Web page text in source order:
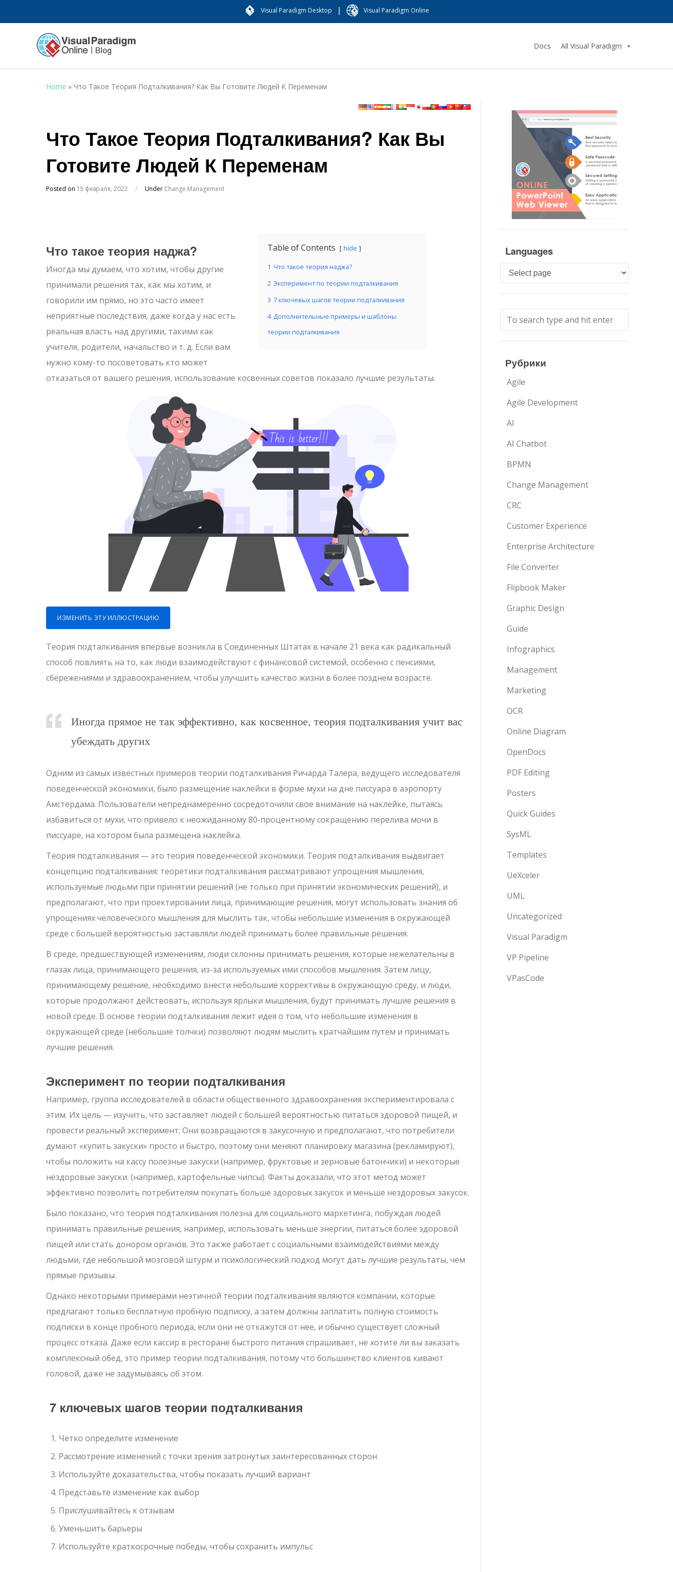
Visual Paradigm Desktop | Visual Paradigm Online
Docs All Visual Paradigm
Home » Что Такое Теория Подталкивания? Как Вы Готовите Людей К Переменам
Что Такое Теория Подталкивания? Как Вы
Готовите Людей К Переменам
Posted on 15 февраля, 2022 / Under Change Management
Table of Contents hide
1 Что такое теория наджа?
2 Эксперимент по теории подталкивания
3 7 ключевых шагов теории подталкивания
4 Дополнительные примеры и шаблоны
теории подталкивания
Что такое теория наджа?
Иногда мы думаем, что хотим, чтобы другие
принимали решения так, как мы хотим, и
говорили им прямо, но это часто имеет
неприятные последствия, даже когда у нас есть
реальная власть над другими, такими как
учителя, родители, начальство и т. д. Если вам
нужно кому-то посоветовать кто может
отказаться от вашего решения, использование косвенных советов показало лучшие результаты.
ИЗМЕНИТЬ ЭТУ ИЛЛЮСТРАЦИЮ
Теория подталкивания впервые возникла в Соединенных Штатах в начале 21 века как радикальный
способ повлиять на то, как люди взаимодействуют с финансовой системой, особенно с пенсиями,
сбережениями и здравоохранением, чтобы улучшить качество жизни в более позднем возрасте.
Иногда прямое не так эффективно, как косвенное, теория подталкивания учит вас
убеждать других
Одним из самых известных примеров теории подталкивания Ричарда Талера, ведущего исследователя
поведенческой экономики, было размещение наклейки в форме мухи на дне писсуара в аэропорту
Амстердама. Пользователи непреднамеренно сосредоточили свое внимание на наклейке, пытаясь
избавиться от мухи, что привело к неожиданному 80-процентному сокращению перелива мочи в
писсуаре, на котором была размещена наклейка.
Теория подталкивания — это теория поведенческой экономики. Теория подталкивания выдвигает
концепцию подталкивания: теоретики подталкивания рассматривают упрощения мышления,
используемые людьми при принятии решений (не только при принятии экономических решений), и
предполагают, что при проектировании лица, принимающие решения, могут использовать знания об
упрощениях человеческого мышления для мыслить так, чтобы небольшие изменения в окружающей
среде с большей вероятностью заставляли людей принимать более правильные решения.
В среде, предшествующей изменениям, люди склонны принимать решения, которые нежелательны в
глазах лица, принимающего решения, из-за используемых ими способов мышления. Затем лицу,
принимающему решение, необходимо внести небольшие коррективы в окружающую среду, и люди,
которые продолжают действовать, используя ярлыки мышления, будут принимать лучшие решения в
новой среде. В основе теории подталкивания лежит идея о том, что небольшие изменения в
окружающей среде (небольшие толчки) позволяют людям мыслить кратчайшим путем и принимать
лучшие решения.
Эксперимент по теории подталкивания
Например, группа исследователей в области общественного здравоохранения экспериментировала с
этим. Их цель — изучить, что заставляет людей с большей вероятностью питаться здоровой пищей, и
провести реальный эксперимент; Они возвращаются в закусочную и предполагают, что потребители
думают «купить закуски» просто и быстро, поэтому они меняют планировку магазина (рекламируют),
чтобы положить на кассу полезные закуски (например, фруктовые и зерновые батончики) и некоторые
нездоровые закуски. (например, картофельные чипсы). Факты доказали, что этот метод может
эффективно позволить потребителям покупать больше здоровых закусок и меньше нездоровых закусок.
Было показано, что теория подталкивания полезна для социального маркетинга, побуждая людей
принимать правильные решения, например, использовать меньше энергии, питаться более здоровой
пищей или стать донором органов. Это также работает с социальными взаимодействиями между
людьми, где небольшой мозговой штурм и психологический подход могут дать лучшие результаты, чем
прямые призывы.
Однако некоторыми примерами неэтичной теории подталкивания являются компании, которые
предлагают только бесплатную пробную подписку, а затем должны заплатить полную стоимость
подписки в конце пробного периода, если они не откажутся от нее, и обычно существует сложный
процесс отказа. Даже если кассир в ресторане быстрого питания спрашивает, не хотите ли вы заказать
комплексный обед, это пример теории подталкивания, потому что большинство клиентов кивают
головой, даже не задумываясь об этом.
7 ключевых шагов теории подталкивания
Четко определите изменение
Рассмотрение изменений с точки зрения затронутых заинтересованных сторон
Используйте доказательства, чтобы показать лучший вариант
Представьте изменение как выбор
Прислушивайтесь к отзывам
Уменьшить барьеры
Используйте краткосрочные победы, чтобы сохранить импульс
Languages
Languages
Рубрики
Agile
Agile Development
AI
AI Chatbot
BPMN
Change Management
CRC
Customer Experience
Enterprise Architecture
File Converter
Flipbook Maker
Graphic Design
Guide
Infographics
Management
Marketing
OCR
Online Diagram
OpenDocs
PDF Editing
Posters
Quick Guides
SysML
Templates
UeXceler
UML
Uncategorized
Visual Paradigm
VP Pipeline
VPasCode